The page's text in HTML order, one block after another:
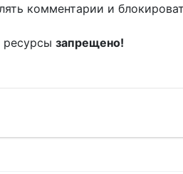
комментарии и
ресурсы запрещено!